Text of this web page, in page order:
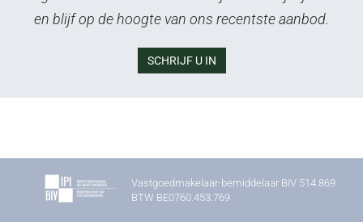
en blijf op de hoogte van ons recentste aanbod.
SCHRIJF U IN
Vastgoedmakelaar-bemiddelaar BIV 514.869
BTW BE0760.453.769